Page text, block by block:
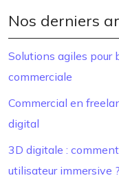
Nos derniers
Solutions agiles pour
commerciale
Commercial en
digital
3D digitale :
utilisateur immersive ?